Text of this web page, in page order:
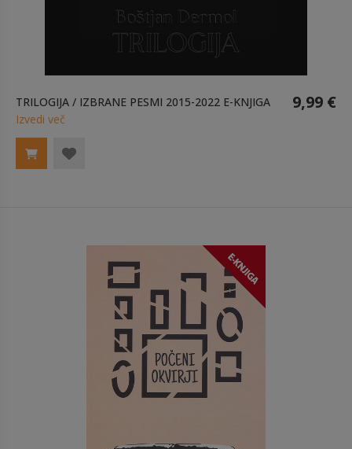
TRILOGIJA / IZBRANE PESMI 2015-2022 E-KNJIGA 9,99 €
Izvedi več